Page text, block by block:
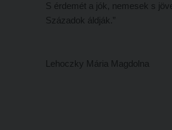
S érdemét a jók, nemesek s
Századok áldják.”
Lehoczky Mária Magdolna